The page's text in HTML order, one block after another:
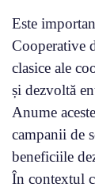
Este
Cooperative
clasice ale
și dezvoltă
Anume
campanii de
beneficiile
În contextul